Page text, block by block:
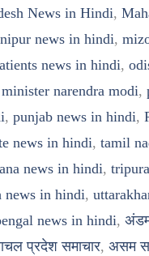
News in Hindi,
news in hindi,
news in hindi,
narendra modi,
, punjab news in hindi,
news in hindi, tamil
news in hindi,
news in hindi,
news in hindi,
प्रदेश समाचार, असम